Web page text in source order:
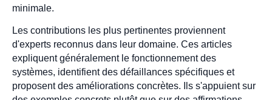
minimale.
Les contributions les plus pertinentes proviennent
d'experts reconnus dans leur domaine. Ces articles
expliquent généralement le fonctionnement des
systèmes, identifient des défaillances spécifiques et
proposent des améliorations concrètes. Ils s'appuient sur